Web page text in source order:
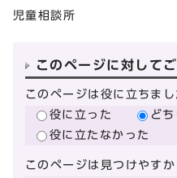
児童相談所
このページに対して
このページは役に立ちまし
役に立った
ど
役に立たなかった
このページは見つけやすか